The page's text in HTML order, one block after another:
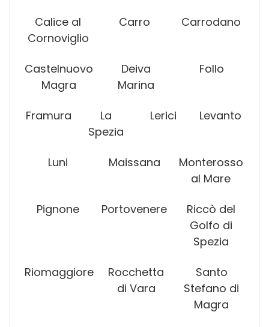
Calice al
Cornoviglio
Carro Carrodano
Castelnuovo
Magra
Deiva
Marina
Follo
Framura
La
Spezia
Lerici Levanto
Luni Maissana
Monterosso
al Mare
Pignone Portovenere
Riccò del
Golfo di
Spezia
Riomaggiore
Rocchetta
di Vara
Santo
Stefano di
Magra